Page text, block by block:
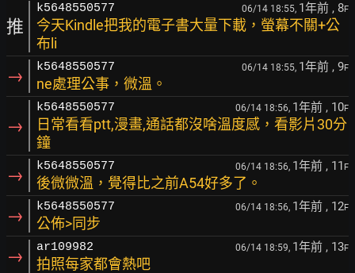
推
k5648550577 06/14 18:55, 1年前 , 8F
今天Kindle把我的電子書大量下載，螢幕不關+公
布li
→ k5648550577 06/14 18:55, 1年前 , 9F
ne處理公事，微溫。
→
k5648550577 06/14 18:56, 1年前 , 10F
日常看看ptt,漫畫,通話都沒啥溫度感，看影片30分
鐘
→ k5648550577 06/14 18:56, 1年前 , 11 F
後微微溫，覺得比之前A54好多了。
→ k5648550577 06/14 18:56, 1年前 , 12F
公佈>同步
→ ar109982 06/14 18:59, 1年前 , 13F
拍照每家都會熱吧